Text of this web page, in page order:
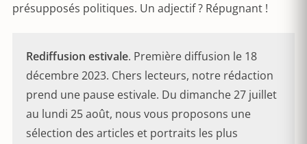
présupposés politiques. Un adjectif ? Répugnant !
Rediffusion estivale. Première diffusion le 18
décembre 2023. Chers lecteurs, notre rédaction
prend une pause estivale. Du dimanche 27 juillet
au lundi 25 août, nous vous proposons une
sélection des articles et portraits les plus